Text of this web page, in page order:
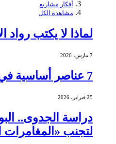
أفكار مشاريع
مشاهدة الكل
لماذا لا يكتب
7 مارس، 2026
7 عناصر أساسية في دراسة الجدوى
25 فبراير، 2026
دراسة الجدوى..
لتجنب «المغامرات